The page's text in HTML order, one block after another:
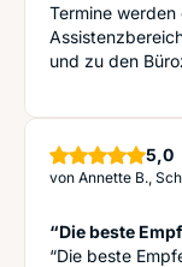
Termine
und zu den
5,0
von Annette B.,
“Die beste
“Die beste